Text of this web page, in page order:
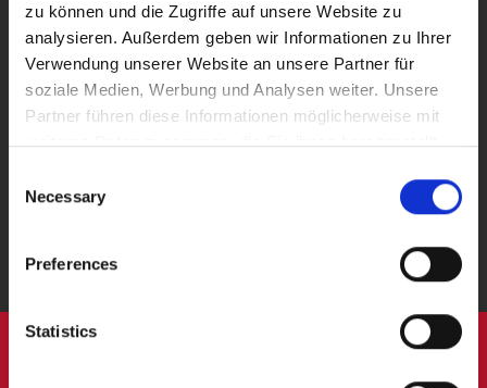
zu können und die Zugriffe auf unsere Website zu
analysieren. Außerdem geben wir Informationen zu Ihrer
Verwendung unserer Website an unsere Partner für
soziale Medien, Werbung und Analysen weiter. Unsere
Partner führen diese Informationen möglicherweise mit
weiteren Daten zusammen, die Sie ihnen bereitgestellt
gesammelt haben.
Selection
Necessary
Preferences
Statistics
Erstellung des Kaufvertragsentwurfs
Prüfung der Finanzierung des Käufers
Vorbereitung und Koordinierung des